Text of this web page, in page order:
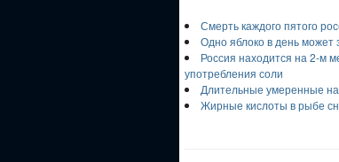
Смерть каждого пятого
Одно яблоко в день может
Россия находится на 2-м
употребления соли
Длительные умеренные
Жирные кислоты в рыбе